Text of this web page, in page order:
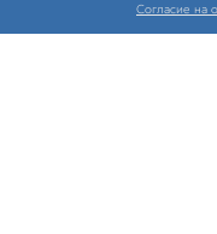
Согласие на